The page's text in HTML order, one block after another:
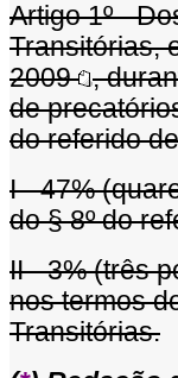
Artigo 1º -
Transitórias,
2009 ,
de
do referido
I - 47%
do § 8º do
II - 3% (três
nos termos
Transitórias.